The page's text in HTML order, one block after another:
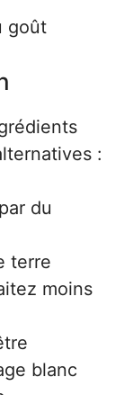
goût
:
du
terre
moins
blanc